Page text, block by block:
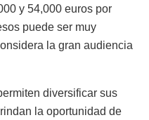
y 54,000 euros por
puede ser muy
la gran audiencia
diversificar sus
la oportunidad de